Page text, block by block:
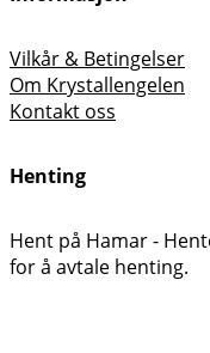
Vilkår & Betingelser
Om Krystallengelen
Kontakt oss
Henting
Hent på Hamar -
for å avtale henting.